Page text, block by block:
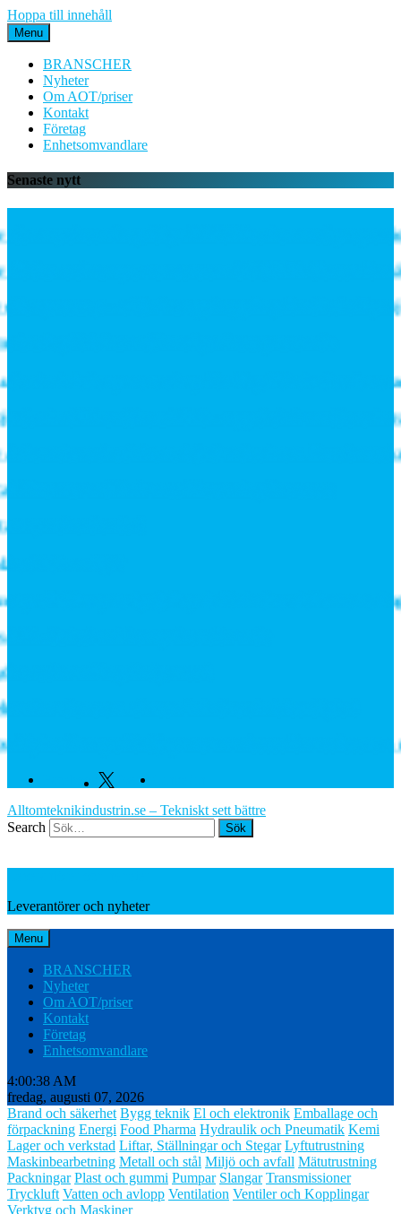
Hoppa till innehåll
Menu
BRANSCHER
Nyheter
Om AOT/priser
Kontakt
Företag
Enhetsomvandlare
Senaste nytt
mycket mångsidiga PE06M-serien med
och temperatursensorn SCVOT2 Vortex för
gateway – välj rätt uppkoppling för ditt IoT-
förbättrar järnvägsnätets prestanda
inleder partnerskap för högeffektiv
in till Roadshow 2026 – upptäck framtidens
och stärker erbjudandet inom
and Enhance Measuring Processes
rekordorder!
din miljö?
tilldelas prestigefyllt pris för industriellt
Switchar i kompakt utförande
tecknar långsiktigt avtal
som växte när industrin blev digital
Europe fördjupar samarbetet för att leverera
Facebook Twitter
Alltomteknikindustrin.se – Tekniskt sett bättre
Search
Leverantörer och nyheter
Menu
BRANSCHER
Nyheter
Om AOT/priser
Kontakt
Företag
Enhetsomvandlare
4:00:39 AM
fredag, augusti 07, 2026
Brand och säkerhet Bygg teknik El och elektronik Emballage och
förpackning Energi Food Pharma Hydraulik och Pneumatik Kemi
Lager och verkstad Liftar, Ställningar och Stegar Lyftutrustning
Maskinbearbetning Metall och stål Miljö och avfall Mätutrustning
Packningar Plast och gummi Pumpar Slangar Transmissioner
Tryckluft Vatten och avlopp Ventilation Ventiler och Kopplingar
Verktyg och Maskiner